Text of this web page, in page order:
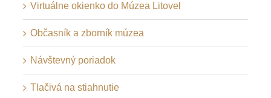
Virtuálne okienko do Múzea Litovel
Občasník a zborník múzea
Návštevný poriadok
Tlačivá na stiahnutie